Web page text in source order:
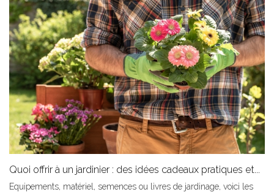
Quoi offrir à un jardinier : des idées cadeaux pratiques et...
Equipements, matériel, semences ou livres de jardinage, voici les